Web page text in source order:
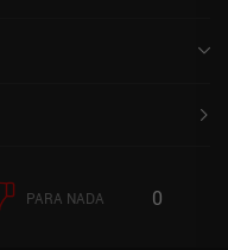
PARA NADA 0